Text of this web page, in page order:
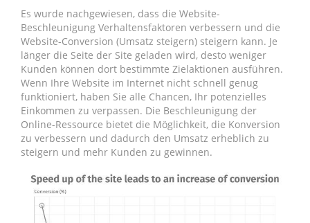
Es wurde nachgewiesen, dass die Website-
Beschleunigung Verhaltensfaktoren verbessern und die
Website-Conversion (Umsatz steigern) steigern kann. Je
länger die Seite der Site geladen wird, desto weniger
Kunden können dort bestimmte Zielaktionen ausführen.
Wenn Ihre Website im Internet nicht schnell genug
funktioniert, haben Sie alle Chancen, Ihr potenzielles
Einkommen zu verpassen. Die Beschleunigung der
Online-Ressource bietet die Möglichkeit, die Konversion
zu verbessern und dadurch den Umsatz erheblich zu
steigern und mehr Kunden zu gewinnen.